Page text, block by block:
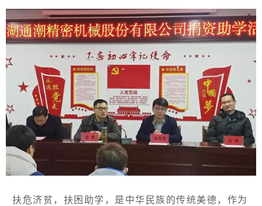
扶危济贫，扶困助学，是中华民族的传统美德， 作为